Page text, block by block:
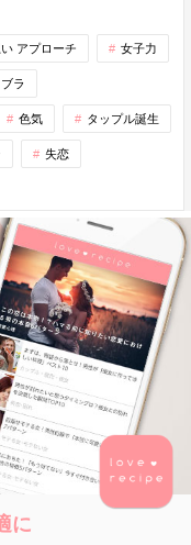
い アプローチ 女子力
ラ
色気 タップル誕生
失恋
に